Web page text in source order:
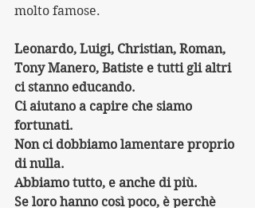
molto famose.
Leonardo, Luigi, Christian, Roman,
Tony Manero, Batiste e tutti gli altri
ci stanno educando.
Ci aiutano a capire che siamo
fortunati.
Non ci dobbiamo lamentare proprio
di nulla.
Abbiamo tutto, e anche di più.
Se loro hanno così poco, è perchè